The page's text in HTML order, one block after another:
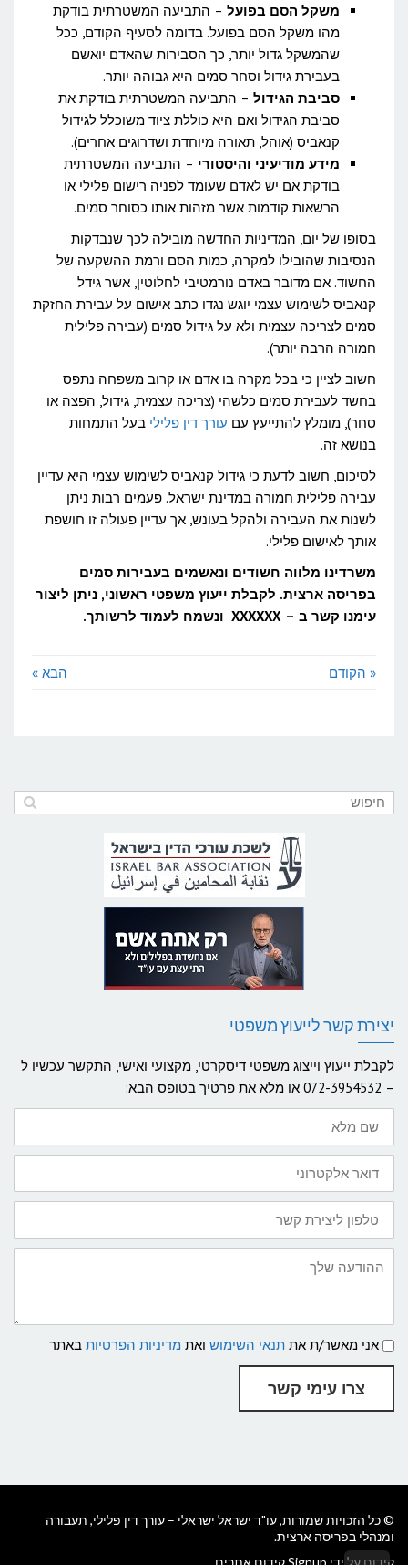
משקל הסם בפועל – התביעה המשטרתית בודקת
מהו משקל הסם בפועל. בדומה לסעיף הקודם, ככל
שהמשקל גדול יותר, כך הסבירות שהאדם יואשם
בעבירת גידול וסחר סמים היא גבוהה יותר.
סביבת הגידול – התביעה המשטרתית בודקת את
סביבת הגידול ואם היא כוללת ציוד משוכלל לגידול
קנאביס (אוהל, תאורה מיוחדת ושדרוגים אחרים).
מידע מודיעיני והיסטורי – התביעה המשטרתית
בודקת אם יש לאדם שעומד לפניה רישום פלילי או
הרשאות קודמות אשר מזהות אותו כסוחר סמים.
בסופו של יום, המדיניות החדשה מובילה לכך שנבדקות
הנסיבות שהובילו למקרה, כמות הסם ורמת ההשקעה של
החשוד. אם מדובר באדם נורמטיבי לחלוטין, אשר גידל
קנאביס לשימוש עצמי יוגש נגדו כתב אישום על עבירת החזקת
סמים לצריכה עצמית ולא על גידול סמים (עבירה פלילית
חמורה הרבה יותר).
חשוב לציין כי בכל מקרה בו אדם או קרוב משפחה נתפס
בחשד לעבירת סמים כלשהי (צריכה עצמית, גידול, הפצה או
סחר), מומלץ להתייעץ עם עורך דין פלילי בעל התמחות
בנושא זה.
לסיכום, חשוב לדעת כי גידול קנאביס לשימוש עצמי היא עדיין
עבירה פלילית חמורה במדינת ישראל. פעמים רבות ניתן
לשנות את העבירה ולהקל בעונש, אך עדיין פעולה זו חושפת
אותך לאישום פלילי.
משרדינו מלווה חשודים ונאשמים בעבירות סמים
בפריסה ארצית. לקבלת ייעוץ משפטי ראשוני, ניתן ליצור
עימנו קשר ב – XXXXXX ונשמח לעמוד לרשותך.
« הקודם הבא »
יצירת קשר לייעוץ משפטי
לקבלת ייעוץ וייצוג משפטי דיסקרטי, מקצועי ואישי, התקשר עכשיו ל
– 072-3954532 או מלא את פרטיך בטופס הבא:
שם
מלא
דואר
אלקטרוני
טלפון
ליצירת
קשר:
ההודעה
שלך
תנאי
שימוש
ומדיניות
פרטיות
אני מאשר/ת את תנאי השימוש ואת מדיניות הפרטיות באתר
צרו עימי קשר
© כל הזכויות שמורות, עו"ד ישראל ישראלי – עורך דין פלילי, תעבורה
ומנהלי בפריסה ארצית.
קידום על ידי Signup קידום אתרים